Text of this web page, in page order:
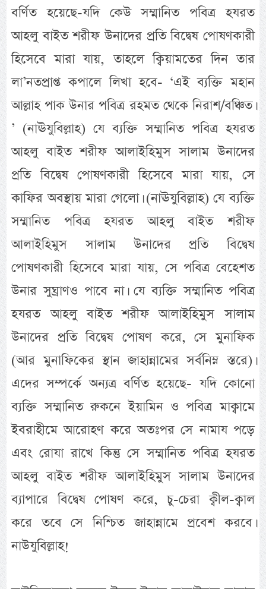
বর্ণিত হয়েছে-যদি কেউ সম্মানিত পবিত্র হযরত
আহলু বাইত শরীফ উনাদের প্রতি বিদ্বেষ পোষণকারী
হিসেবে মারা যায়, তাহলে ক্বিয়ামতের দিন তার
লা’নতপ্রাপ্ত কপালে লিখা হবে- ‘এই ব্যক্তি মহান
আল্লাহ পাক উনার পবিত্র রহমত থেকে নিরাশ/বঞ্চিত।
’ (নাঊযুবিল্লাহ) যে ব্যক্তি সম্মানিত পবিত্র হযরত
আহলু বাইত শরীফ আলাইহিমুস সালাম উনাদের
প্রতি বিদ্বেষ পোষণকারী হিসেবে মারা যায়, সে
কাফির অবস্থায় মারা গেলো। (নাঊযুবিল্লাহ) যে ব্যক্তি
সম্মানিত পবিত্র হযরত আহলু বাইত শরীফ
আলাইহিমুস সালাম উনাদের প্রতি বিদ্বেষ
পোষণকারী হিসেবে মারা যায়, সে পবিত্র বেহেশত
উনার সুঘ্রাণও পাবে না। যে ব্যক্তি সম্মানিত পবিত্র
হযরত আহলু বাইত শরীফ আলাইহিমুস সালাম
উনাদের প্রতি বিদ্বেষ পোষণ করে, সে মুনাফিক
(আর মুনাফিকের স্থান জাহান্নামের সর্বনিম্ন স্তরে)।
এদের সম্পর্কে অন্যত্র বর্ণিত হয়েছে- যদি কোনো
ব্যক্তি সম্মানিত রুকনে ইয়ামিন ও পবিত্র মাক্বামে
ইবরাহীমে আরোহণ করে অতঃপর সে নামায পড়ে
এবং রোযা রাখে কিন্তু সে সম্মানিত পবিত্র হযরত
আহলু বাইত শরীফ আলাইহিমুস সালাম উনাদের
ব্যাপারে বিদ্বেষ পোষণ করে, চু-চেরা ক্বীল-ক্বাল
করে তবে সে নিশ্চিত জাহান্নামে প্রবেশ করবে।
নাউযুবিল্লাহ!